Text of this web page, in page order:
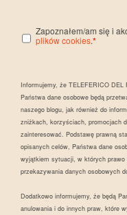
Zapoznałem/am się i
plików cookies.*
Informujemy, że TELEFERICO
Państwa dane osobowe będą
naszego blogu, jak również do
zniżkach, korzyściach, promocjach
zainteresować. Podstawę prawną
opisanych celów, Państwa dane
wyjątkiem sytuacji, w których
przekazywania danych osobowych
Dodatkowo informujemy, że będą
anulowania i do innych praw, które